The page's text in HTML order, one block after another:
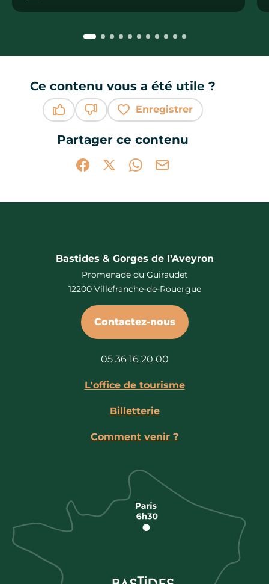
Ce contenu vous a été utile ?
Enregistrer
Partager ce contenu
Partager sur Facebook (nouvelle
Partager sur X / Twitter (nouvelle
Partager sur WhatsApp
Partager par mail
Bastides & Gorges de l’Aveyron
Promenade du Guiraudet
12200 Villefranche-de-Rouergue
Contactez-nous
05 36 16 20 00
L'office de tourisme
Billetterie
Comment venir ?